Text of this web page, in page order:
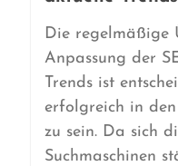
Die regelmäßige
Anpassung der
Trends ist
erfolgreich in den
zu sein. Da sich
Suchmaschinen